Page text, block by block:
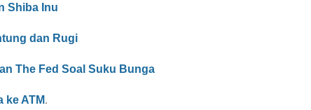
Shiba Inu
dan Rugi
The Fed Soal Suku Bunga
ke ATM.